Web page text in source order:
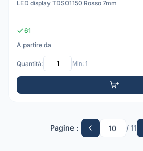
LED display TDSO1150 Rosso 7mm
61
A partire da
Quantità: Min: 1
Pagine : / 11